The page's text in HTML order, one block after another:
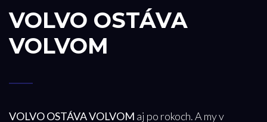
VOLVO OSTÁVA
VOLVOM
VOLVO OSTÁVA VOLVOM aj po rokoch. A my v